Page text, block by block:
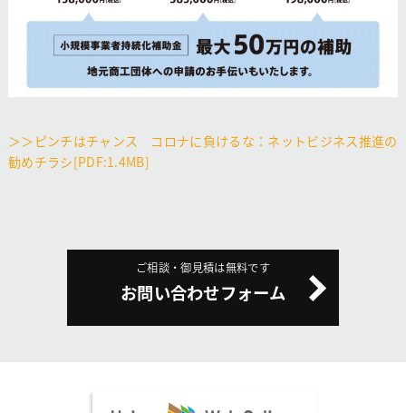
＞＞ピンチはチャンス コロナに負けるな：ネットビジネス推進の
勧めチラシ[PDF:1.4MB]
ご相談・御見積は無料です
お問い合わせフォーム